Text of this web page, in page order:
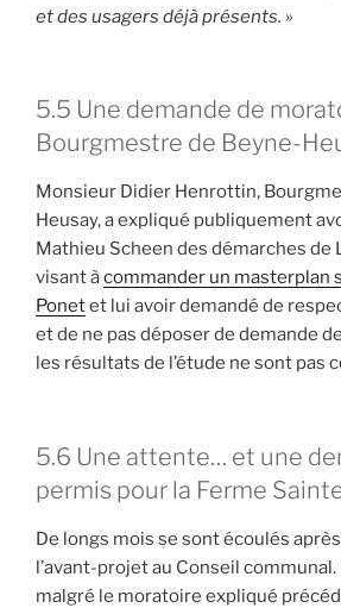
et des usagers déjà présents. »
5.5 Une demande de
Bourgmestre de Beyne-
Monsieur Didier Henrottin,
Heusay, a expliqué publiquement
Mathieu Scheen des démarches de
visant àcommander un masterplan
Ponetet lui avoir demandé de
et de ne pas déposer de demande
les résultats de l’étude ne sont pas
5.6 Une attente… et une
permis pour la Ferme
De longs mois se sont écoulés
l’avant-projet au Conseil
malgré le moratoire expliqué